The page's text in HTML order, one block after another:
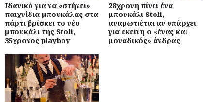
Ιδανικό για να «στήνει»
παιχνίδια μπουκάλας στα
πάρτι βρίσκει το νέο
μπουκάλι της Stoli,
35χρονος playboy
28χρονη πίνει ένα
μπουκάλι Stoli,
αναρωτιέται αν υπάρχει
για εκείνη ο «ένας και
μοναδικός» άνδρας